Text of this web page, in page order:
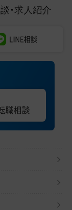
・求人紹介
LINE相談
職相談